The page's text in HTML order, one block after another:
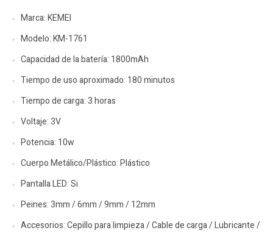
Marca: KEMEI
Modelo: KM-1761
Capacidad de la batería: 1800mAh
Tiempo de uso aproximado: 180 minutos
Tiempo de carga: 3 horas
Voltaje: 3V
Potencia: 10w
Cuerpo Metálico/Plástico: Plástico
Pantalla LED: Si
Peines: 3mm / 6mm / 9mm / 12mm
Accesorios: Cepillo para limpieza / Cable de carga / Lubricante /